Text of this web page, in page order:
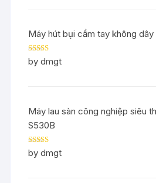
Máy hút bụi cầm tay không dây
Rated5out
of 5
by dmgt
Máy lau sàn công nghiệp siêu
S530B
Rated5out
of 5
by dmgt